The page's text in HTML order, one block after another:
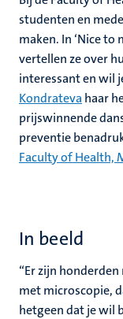
studenten en
maken. In ‘Nice to
vertellen ze over
interessant en wil
Kondrateva haar
prijswinnende
preventie
Faculty of Health,
In beeld
“Er zijn
met microscopie,
hetgeen dat je wil